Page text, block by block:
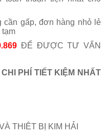
gấp, đơn hàng nhỏ lẻ
tạm
ĐỂ ĐƯỢC TƯ VẤN
PHÍ TIẾT KIỆM NHẤT
THIÊT BỊ KIM HẢI